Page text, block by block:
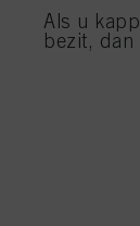
aan
Als u
bezit, dan